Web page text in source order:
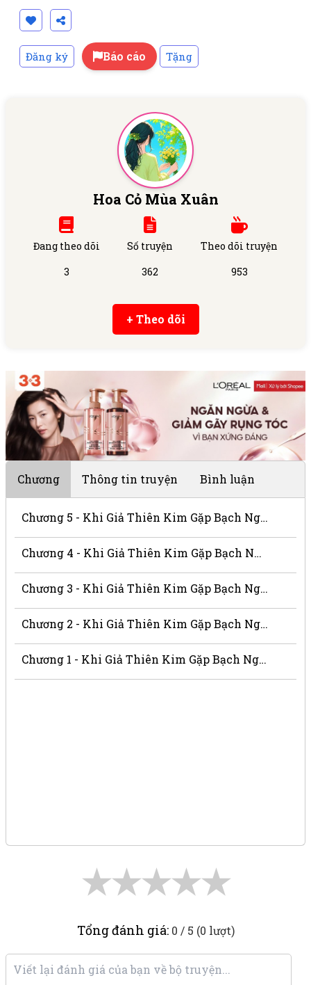
Đăng ký Báo cáo Tặng
Hoa Cỏ Mùa Xuân
Đang theo dõi
3
Số truyện
362
Theo dõi truyện
953
+ Theo dõi
Chương Thông tin truyện Bình luận
Chương 5 - Khi Giả Thiên Kim Gặp Bạch Nguyệt Quang
Chương 4 - Khi Giả Thiên Kim Gặp Bạch Nguyệt Quang
Chương 3 - Khi Giả Thiên Kim Gặp Bạch Nguyệt Quang
Chương 2 - Khi Giả Thiên Kim Gặp Bạch Nguyệt Quang
Chương 1 - Khi Giả Thiên Kim Gặp Bạch Nguyệt Quang
★
★
★
★
★
Tổng đánh giá: 0 / 5 (0 lượt)